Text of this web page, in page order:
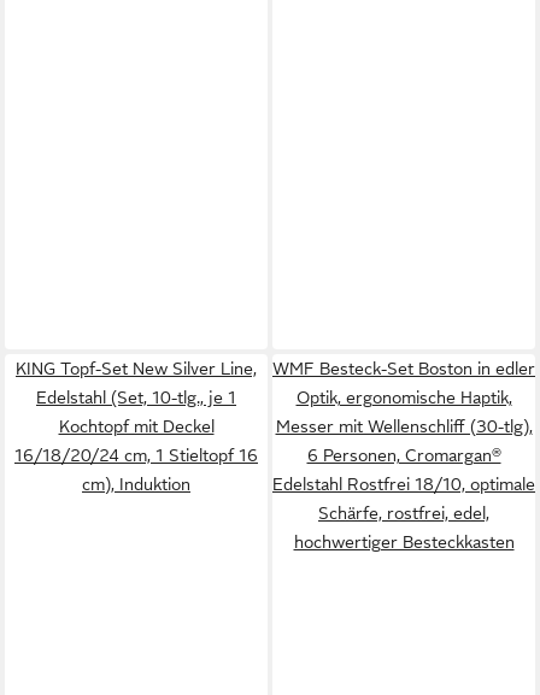
KING Topf-Set New Silver Line,
Edelstahl (Set, 10-tlg., je 1
Kochtopf mit Deckel
16/18/20/24 cm, 1 Stieltopf 16
cm), Induktion
WMF Besteck-Set Boston in edler
Optik, ergonomische Haptik,
Messer mit Wellenschliff (30-tlg),
6 Personen, Cromargan®
Edelstahl Rostfrei 18/10, optimale
Schärfe, rostfrei, edel,
hochwertiger Besteckkasten